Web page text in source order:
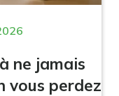
ne jamais
vous perdez